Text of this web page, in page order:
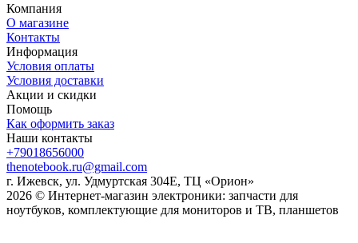
Компания
О магазине
Контакты
Информация
Условия оплаты
Условия доставки
Акции и скидки
Помощь
Как оформить заказ
Наши контакты
+79018656000
thenotebook.ru@gmail.com
г. Ижевск, ул. Удмуртская 304Е, ТЦ «Орион»
2026 © Интернет-магазин электроники: запчасти для
ноутбуков, комплектующие для мониторов и ТВ, планшетов